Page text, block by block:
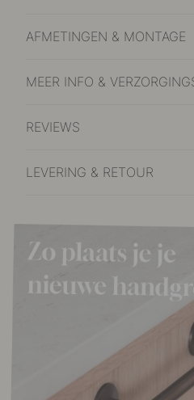
AFMETINGEN & MONTAGE
MEER INFO &
REVIEWS
LEVERING & RETOUR